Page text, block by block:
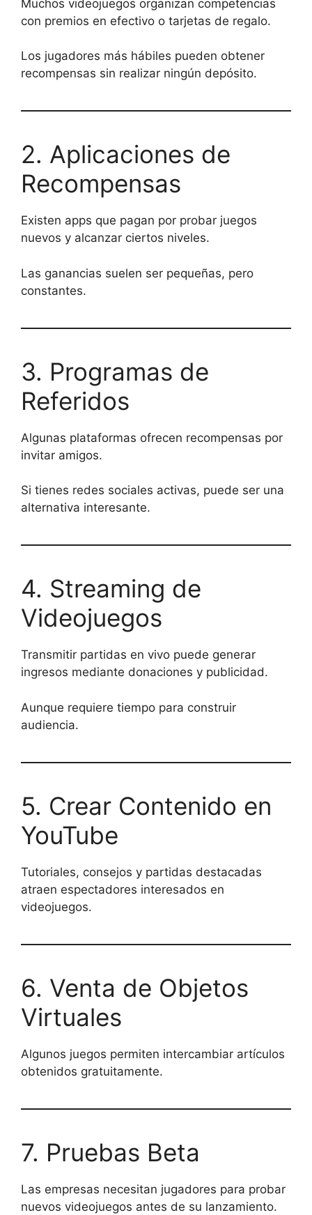
Muchos videojuegos organizan competencias
con premios en efectivo o tarjetas de regalo.
Los jugadores más hábiles pueden obtener
recompensas sin realizar ningún depósito.
2. Aplicaciones de
Recompensas
Existen apps que pagan por probar juegos
nuevos y alcanzar ciertos niveles.
Las ganancias suelen ser pequeñas, pero
constantes.
3. Programas de
Referidos
Algunas plataformas ofrecen recompensas por
invitar amigos.
Si tienes redes sociales activas, puede ser una
alternativa interesante.
4. Streaming de
Videojuegos
Transmitir partidas en vivo puede generar
ingresos mediante donaciones y publicidad.
Aunque requiere tiempo para construir
audiencia.
5. Crear Contenido en
YouTube
Tutoriales, consejos y partidas destacadas
atraen espectadores interesados en
videojuegos.
6. Venta de Objetos
Virtuales
Algunos juegos permiten intercambiar artículos
obtenidos gratuitamente.
7. Pruebas Beta
Las empresas necesitan jugadores para probar
nuevos videojuegos antes de su lanzamiento.